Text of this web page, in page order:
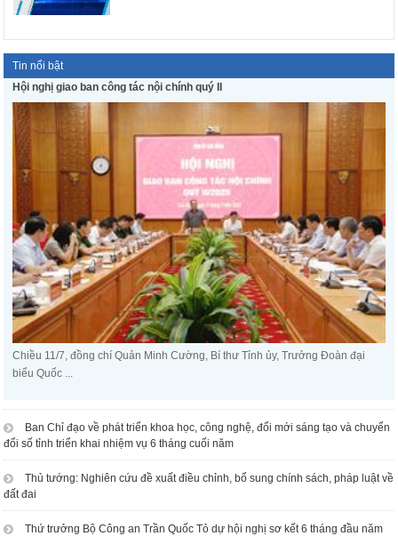
Tin nổi bật
Hội nghị giao ban công tác nội chính quý II
Chiều 11/7, đồng chí Quản Minh Cường, Bí thư Tỉnh ủy, Trưởng Đoàn đại
biểu Quốc ...
Ban Chỉ đạo về phát triển khoa học, công nghệ, đổi mới sáng tạo và chuyển
đổi số tỉnh triển khai nhiệm vụ 6 tháng cuối năm
Thủ tướng: Nghiên cứu đề xuất điều chỉnh, bổ sung chính sách, pháp luật về
đất đai
Thứ trưởng Bộ Công an Trần Quốc Tỏ dự hội nghị sơ kết 6 tháng đầu năm